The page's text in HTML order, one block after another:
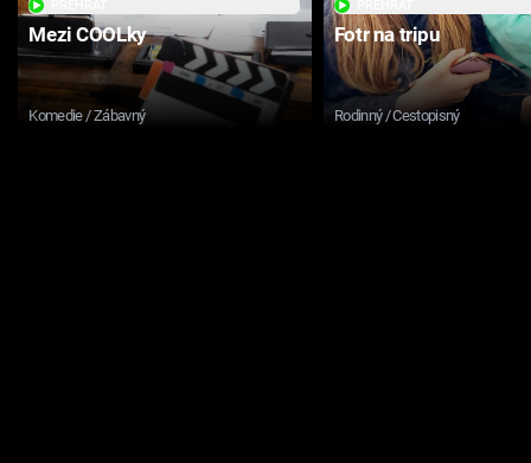
Mezi COOLky
Komedie / Zábavný
Fotr na tripu
Rodinný / Cestopisný